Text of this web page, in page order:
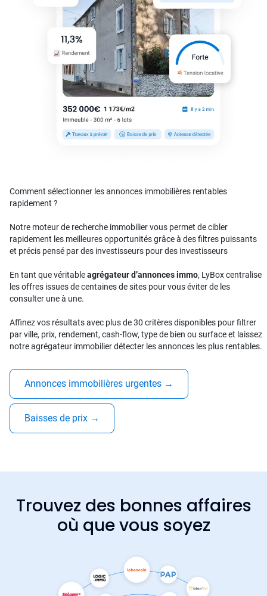
Comment sélectionner les annonces immobilières rentables
rapidement ?
Notre moteur de recherche immobilier vous permet de cibler
rapidement les meilleures opportunités grâce à des filtres puissants
et précis pensé par des investisseurs pour des investisseurs
En tant que véritableagrégateur d’annonces immo, LyBox centralise
les offres issues de centaines de sites pour vous éviter de les
consulter une à une.
Affinez vos résultats avec plus de 30 critères disponibles pour filtrer
par ville, prix, rendement, cash-flow, type de bien ou surface et laissez
notre agrégateur immobilier détecter les annonces les plus rentables.
Annonces immobilières urgentes →
Baisses de prix →
Trouvez des bonnes affaires
où que vous soyez